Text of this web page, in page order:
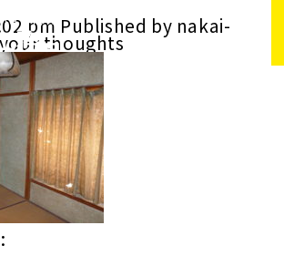
pm Published by nakai-
thoughts